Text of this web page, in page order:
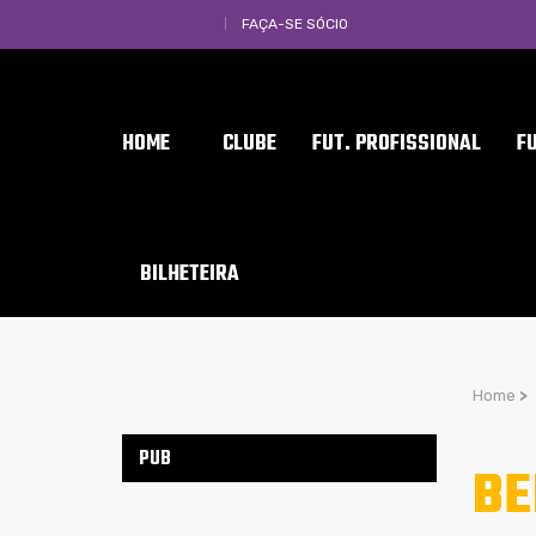
FAÇA-SE SÓCIO
HOME CLUBE FUT. PROFISSIONAL
BILHETEIRA
Home >
PUB